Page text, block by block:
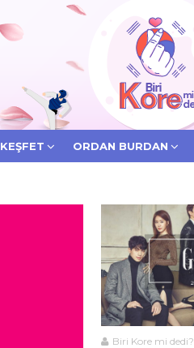
ORDAN BURDAN
Biri Kore mi dedi?